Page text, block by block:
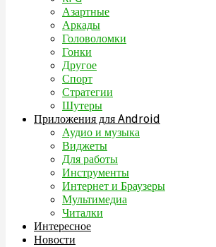
Азартные
Аркады
Головоломки
Гонки
Другое
Спорт
Стратегии
Шутеры
Приложения для Android
Аудио и музыка
Виджеты
Для работы
Инструменты
Интернет и Браузеры
Мультимедиа
Читалки
Интересное
Новости